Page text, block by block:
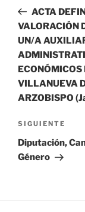
entradas
anterior:
ACTA
VALORACIÓN
UN/A
ECONÓMICOS
VILLANUEVA
ARZOBISPO
Siguiente
entrada
SIGUIENTE
Diputación,
Género